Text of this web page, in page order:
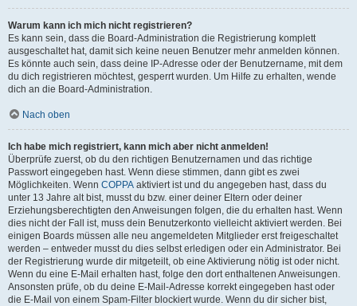
Warum kann ich mich nicht registrieren?
Es kann sein, dass die Board-Administration die Registrierung komplett
ausgeschaltet hat, damit sich keine neuen Benutzer mehr anmelden können.
Es könnte auch sein, dass deine IP-Adresse oder der Benutzername, mit dem
du dich registrieren möchtest, gesperrt wurden. Um Hilfe zu erhalten, wende
dich an die Board-Administration.
Nach oben
Ich habe mich registriert, kann mich aber nicht anmelden!
Überprüfe zuerst, ob du den richtigen Benutzernamen und das richtige
Passwort eingegeben hast. Wenn diese stimmen, dann gibt es zwei
Möglichkeiten. Wenn COPPA aktiviert ist und du angegeben hast, dass du
unter 13 Jahre alt bist, musst du bzw. einer deiner Eltern oder deiner
Erziehungsberechtigten den Anweisungen folgen, die du erhalten hast. Wenn
dies nicht der Fall ist, muss dein Benutzerkonto vielleicht aktiviert werden. Bei
einigen Boards müssen alle neu angemeldeten Mitglieder erst freigeschaltet
werden – entweder musst du dies selbst erledigen oder ein Administrator. Bei
der Registrierung wurde dir mitgeteilt, ob eine Aktivierung nötig ist oder nicht.
Wenn du eine E-Mail erhalten hast, folge den dort enthaltenen Anweisungen.
Ansonsten prüfe, ob du deine E-Mail-Adresse korrekt eingegeben hast oder
die E-Mail von einem Spam-Filter blockiert wurde. Wenn du dir sicher bist,